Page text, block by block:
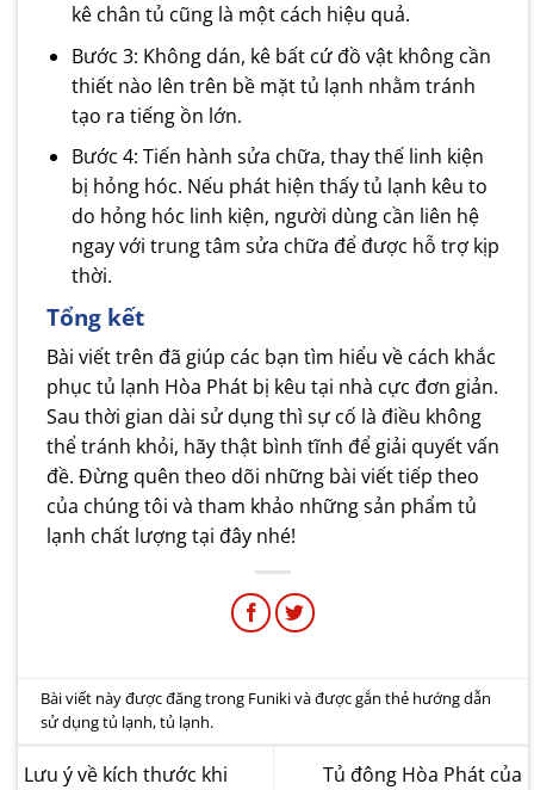
kê chân tủ cũng là một cách hiệu quả.
Bước 3: Không dán, kê bất cứ đồ vật không cần
thiết nào lên trên bề mặt tủ lạnh nhằm tránh
tạo ra tiếng ồn lớn.
Bước 4: Tiến hành sửa chữa, thay thế linh kiện
bị hỏng hóc. Nếu phát hiện thấy tủ lạnh kêu to
do hỏng hóc linh kiện, người dùng cần liên hệ
ngay với trung tâm sửa chữa để được hỗ trợ kịp
thời.
Tổng kết
Bài viết trên đã giúp các bạn tìm hiểu về cách khắc
phục tủ lạnh Hòa Phát bị kêu tại nhà cực đơn giản.
Sau thời gian dài sử dụng thì sự cố là điều không
thể tránh khỏi, hãy thật bình tĩnh để giải quyết vấn
đề. Đừng quên theo dõi những bài viết tiếp theo
của chúng tôi và tham khảo những sản phẩm tủ
lạnh chất lượngtại đây nhé!
Bài viết này được đăng trong Funikivà được gắn thẻ hướng dẫn
sử dụng tủ lạnh,tủ lạnh.
Lưu ý về kích thước khi
Tủ đông Hòa Phát của